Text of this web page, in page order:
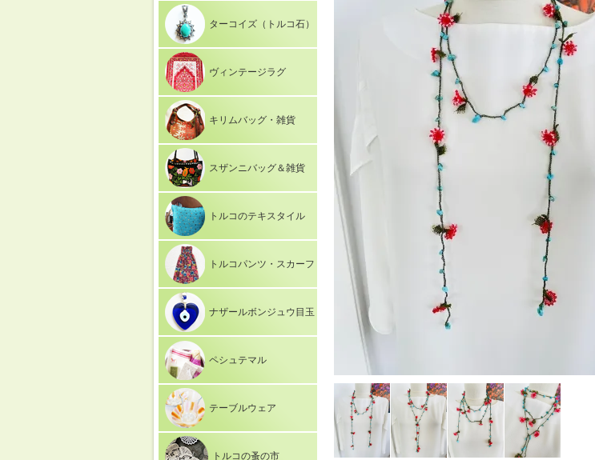
ターコイズ（トルコ石）
ヴィンテージラグ
キリムバッグ・雑貨
スザンニバッグ＆雑貨
トルコのテキスタイル
トルコパンツ・スカーフ
ナザールボンジュウ目玉
ペシュテマル
テーブルウェア
トルコの蚤の市